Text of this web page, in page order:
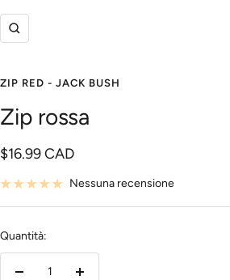
Ingrandisci
ZIP RED - JACK BUSH
Zip rossa
Prezzo
di
$16.99 CAD
Nessuna recensione
Quantità: